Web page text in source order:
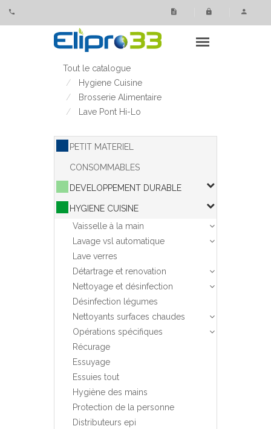
Tout le catalogue
Hygiene Cuisine
Brosserie Alimentaire
Lave Pont Hi-Lo
PETIT MATERIEL
CONSOMMABLES
DEVELOPPEMENT DURABLE
HYGIENE CUISINE
Vaisselle à la main
Lavage vsl automatique
Lave verres
Détartrage et renovation
Nettoyage et désinfection
Désinfection légumes
Nettoyants surfaces chaudes
Opérations spécifiques
Récurage
Essuyage
Essuies tout
Hygiène des mains
Protection de la personne
Distributeurs epi
Panneau de gestion des cookies